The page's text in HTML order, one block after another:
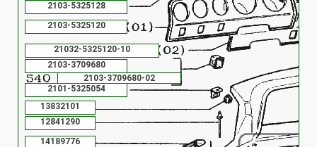
12841290
13832101
14189776
2101-5325054
2103-3709680
2103-3709680-02
2103-5325120
2103-5325128
21032-5325120-10